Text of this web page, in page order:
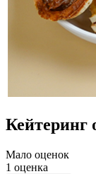
Кейтеринг
Мало оценок
1 оценка